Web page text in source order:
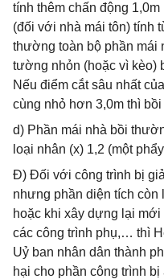
tính thêm chấn động
(đối với nhà mái tôn) tính
thường toàn bộ phần
tường nhỏn (hoặc vì kèo)
Nếu điểm cắt sâu nhất
cùng nhỏ hơn 3,0m thì
d) Phần mái nhà bồi
loại nhân (x) 1,2 (một
Đ) Đối với công trình bị
nhưng phần diện tích
hoặc khi xây dựng lại
các công trình phụ,… thì
Uỷ ban nhân dân thành
hại cho phần công trình